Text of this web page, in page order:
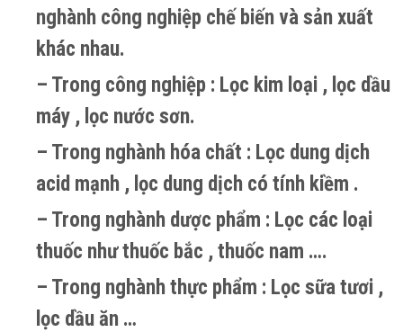
nghành công nghiệp chế biến và sản xuất
khác nhau.
– Trong công nghiệp : Lọc kim loại , lọc dầu
máy , lọc nước sơn.
– Trong nghành hóa chất : Lọc dung dịch
acid mạnh , lọc dung dịch có tính kiềm .
– Trong nghành dược phẩm : Lọc các loại
thuốc như thuốc bắc , thuốc nam ….
– Trong nghành thực phẩm : Lọc sữa tươi ,
lọc dầu ăn …